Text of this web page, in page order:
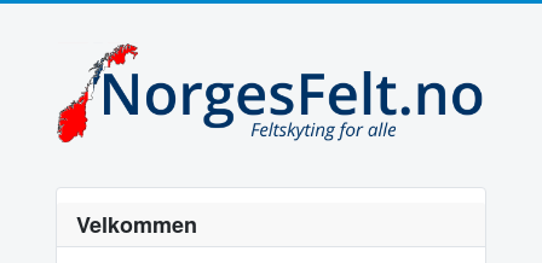
Velkommen